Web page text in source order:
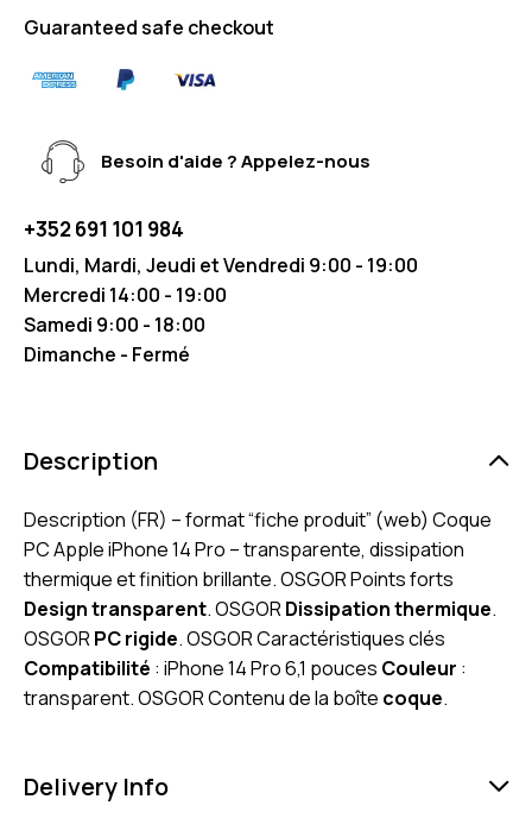
Guaranteed safe checkout
Besoin d'aide ? Appelez-nous
+352 691 101 984
Lundi, Mardi, Jeudi et Vendredi 9:00 - 19:00
Mercredi 14:00 - 19:00
Samedi 9:00 - 18:00
Dimanche - Fermé
Description
Description (FR) – format “fiche produit” (web) Coque
PC Apple iPhone 14 Pro – transparente, dissipation
thermique et finition brillante. OSGOR Points forts
Design transparent. OSGORDissipation thermique.
OSGORPC rigide. OSGOR Caractéristiques clés
Compatibilité : iPhone 14 Pro 6,1 pouces Couleur :
transparent. OSGOR Contenu de la boîte coque.
Delivery Info